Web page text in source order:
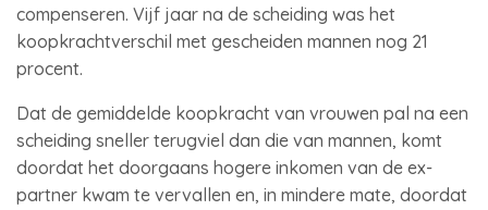
compenseren. Vijf jaar na de scheiding was het
koopkrachtverschil met gescheiden mannen nog 21
procent.
Dat de gemiddelde koopkracht van vrouwen pal na een
scheiding sneller terugviel dan die van mannen, komt
doordat het doorgaans hogere inkomen van de ex-
partner kwam te vervallen en, in mindere mate, doordat